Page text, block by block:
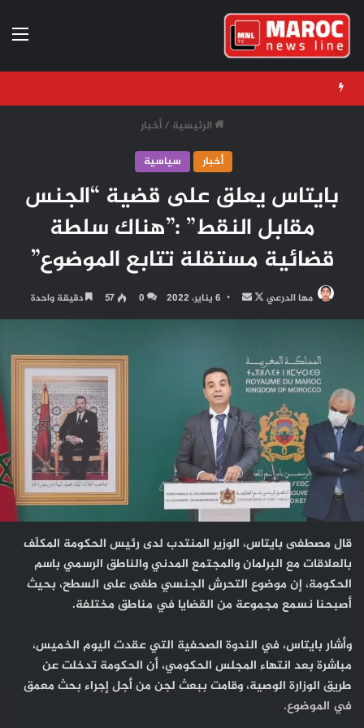
الرئيسية / أخبار
أخبار
سياسية
بايتاس يعلق على قضية “الجنس
مقابل النقط” :”هناك سلطة
قضائية مستقلة تتابع الموضوع”
مها الدرعي
تابع
على
أرسل
بريدا
6 يناير، 2022 0
57 دقيقة واحدة
قال مصطفى بايتاس، الوزير المنتدب لدى رئيس الحكومة المكلّف
بالعلاقات مع البرلمان والمجتمع المدني والناطق الرسمي باسم
الحكومة، إن موضوع التحرش الجنسي طغى على السطح، بحيث
أصبحنا نسمع مجموعة من القضايا في مناطق مختلفة.
وأشار بايتاس، في الندوة الصحفية التي عقدت اليوم الخميس،
مباشرة بعد انتهاء المجلس الحكومي، أن الحكومة تدخلت عن
طريق الوزارة الوصية، وقامت ببعث لجن من أجل إجراء بحث معمق
في الموضوع.